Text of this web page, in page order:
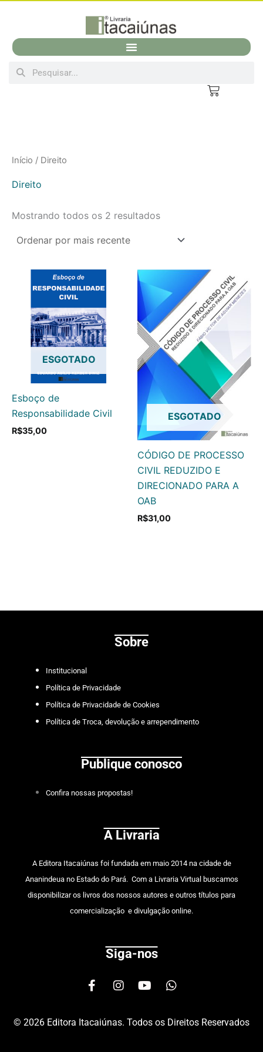
conteúdo
SearchSearch
Cart
Início / Direito
Direito
Mostrando todos os 2 resultados
Classificado
mais
recente
ESGOTADO
Esboço de
Responsabilidade Civil
R$35,00
ESGOTADO
CÓDIGO DE PROCESSO
CIVIL REDUZIDO E
DIRECIONADO PARA A
OAB
R$31,00
Sobre
Institucional
Política de Privacidade
Política de Privacidade de Cookies
Política de Troca, devolução e arrependimento
Publique conosco
Confira nossas propostas!
A Livraria
A Editora Itacaiúnas foi fundada em maio 2014 na cidade de
Ananindeua no Estado do Pará. Com a Livraria Virtual buscamos
disponibilizar os livros dos nossos autores e outros títulos para
comercialização e divulgação online.
Siga-nos
F
a
b
I
n
a
Y
o
u
W
h
s
© 2026 Editora Itacaiúnas. Todos os Direitos Reservados